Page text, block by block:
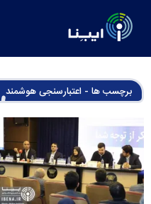
برچسب ها - اعتبارسنجی هوشمند